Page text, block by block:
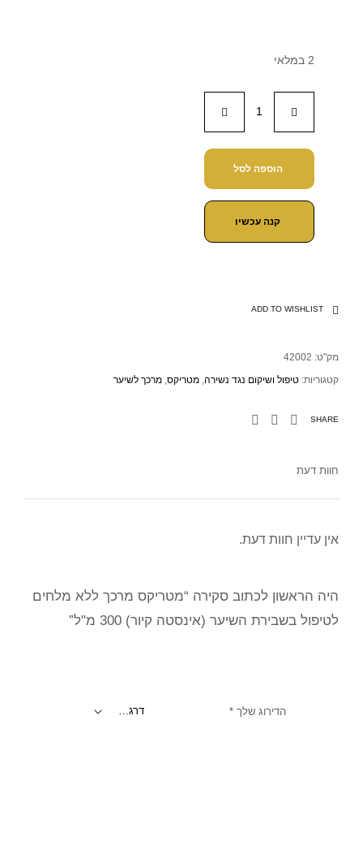
2 במלאי
הוספה לסל
קנה עכשיו
ADD TO WISHLIST
מק"ט: 42002
קטגוריות: טיפול ושיקום נגד נשירה, מטריקס, מרכך לשיער
SHARE
חוות דעת
אין עדיין חוות דעת.
היה הראשון לכתוב סקירה “מטריקס מרכך ללא מלחים
לטיפול בשבירת השיער (אינסטה קיור) 300 מ"ל”
הדירוג שלך *